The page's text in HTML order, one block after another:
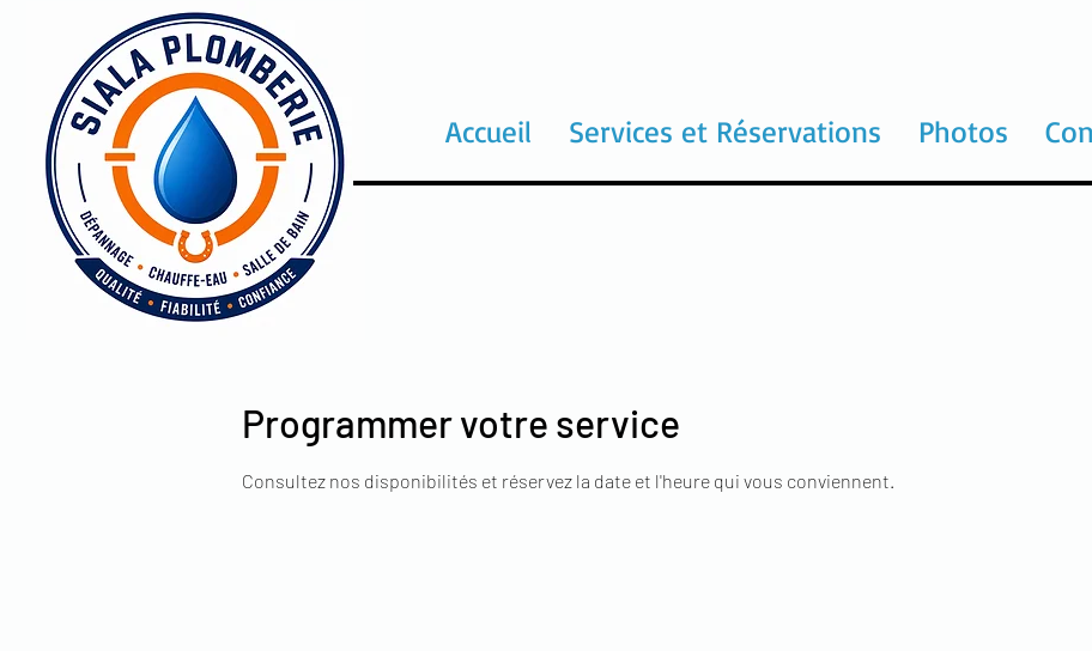
Accueil Services et Réservations Photos
Programmer votre service
Consultez nos disponibilités et réservez la date et l'heure qui vous conviennent.